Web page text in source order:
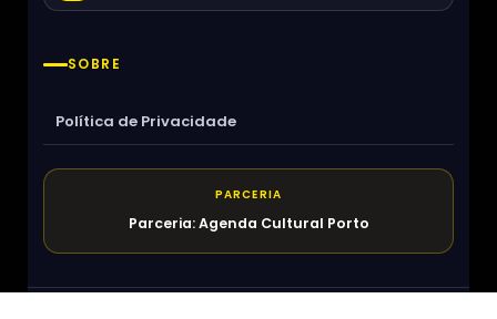
SOBRE
Política de Privacidade
PARCERIA
Parceria: Agenda Cultural Porto